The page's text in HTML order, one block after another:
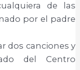
de las
por el padre
dos canciones y
del Centro